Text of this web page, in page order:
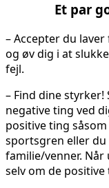
Et par
– Accepter du
og øv dig i at
fejl.
– Find dine
negative ting ved
positive ting
sportsgren eller
familie/venner. Når
selv om de positive